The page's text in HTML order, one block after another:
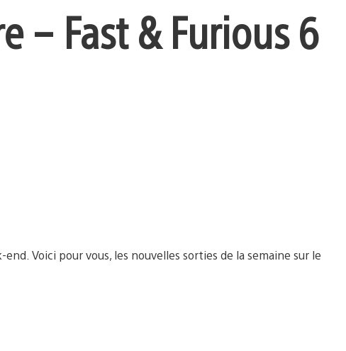
– Fast & Furious 6
Voici pour vous, les nouvelles sorties de la semaine sur le